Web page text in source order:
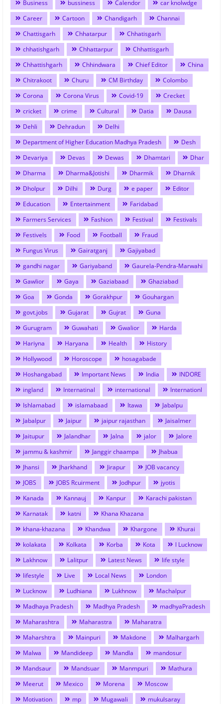
Business bussiness Calendor
car knolwdge
Career
Cartoon Chandigarh
Channai
Chattisgarh
Chhatarpur
Chhatisgarh
chhatishgarh
Chhattarpur
Chhattisgarh
Chhattishgarh
Chhindwara Chief Editor
China
Chitrakoot
Churu CM Birthday
Colombo
Corona
Corona Virus Covid-19
Crecket
cricket
crime Cultural Datia
Dausa
Dehli
Dehradun
Delhi
Department of Higher Education Madhya Pradesh
Desh
Devariya
Devas Dewas Dhamtari
Dhar
Dharma
Dharma&Jotishi Dharmik
Dharnik
Dholpur
Dilhi Durg e paper
Editor
Education
Entertainment
Faridabad
Farmers Services
Fashion Festival
Festivals
Festivels
Food Football
Fraud
Fungus Virus
Gairatganj
Gajiyabad
gandhi nagar
Gariyaband
Gaurela-Pendra-Marwahi
Gawlior
Gaya Gaziabaad
Ghaziabad
Goa
Gonda Gorakhpur
Gouhargan
govt.jobs
Gujarat Gujrat
Guna
Gurugram
Guwahati Gwalior
Harda
Hariyna
Haryana Health
History
Hollywood
Horoscope
hosagabade
Hoshangabad
Important News India
INDORE
ingland
Internatinal international
Internationl
Ishlamabad
islamabaad Itawa
Jabalpu
Jabalpur
Jaipur jaipur rajasthan
Jaisalmer
Jaitupur
Jalandhar Jalna jalor
Jalore
jammu & kashmir
Janggir chaampa
Jhabua
Jhansi
Jharkhand Jirapur
JOB vacancy
JOBS
JOBS Rcuirment Jodhpur
jyotis
Kanada
Kannauj Kanpur
Karachi pakistan
Karnatak
katni
Khana Khazana
khana-khazana
Khandwa Khargone
Khurai
kolakata
Kolkata Korba Kota
l Lucknow
Lakhnow
Lalitpur Latest News
life style
lifestyle
Live Local News
London
Lucknow
Ludhiana Lukhnow
Machalpur
Madhaya Pradesh
Madhya Pradesh
madhyaPradesh
Maharashtra
Maharastra
Maharatra
Maharshtra
Mainpuri Makdone
Malhargarh
Malwa
Mandideep Mandla
mandosur
Mandsaur
Mandsuar Manmpuri
Mathura
Meerut
Mexico Morena
Moscow
Motivation
mp Mugawali
mukulsaray